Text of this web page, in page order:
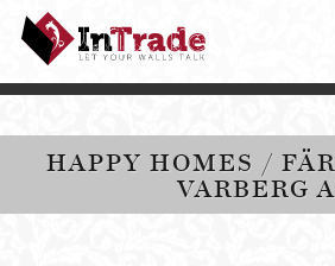
Intrade
ITG
AB
|
your
wallsHAPPY HOMES /
VARBERG